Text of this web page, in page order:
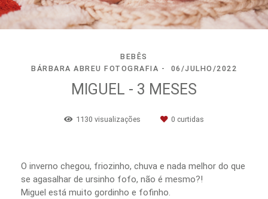
BEBÊS
BÁRBARA ABREU FOTOGRAFIA
06/JULHO/2022
MIGUEL - 3 MESES
1130 visualizações 0 curtidas
O inverno chegou, friozinho, chuva e nada melhor do que
se agasalhar de ursinho fofo, não é mesmo?!
Miguel está muito gordinho e fofinho.